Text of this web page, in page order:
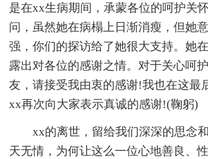
是在xx生病期间，承蒙各位的呵护关
问，虽然她在病榻上日渐消瘦，但她
强，你们的探访给了她很大支持。她
露出对各位的感谢之情。对于关心呵
友，请接受我由衷的感谢!我也在这最
xx再次向大家表示真诚的感谢!(鞠躬)
xx的离世，留给我们深深的思念
天无情，为何让这么一位心地善良、